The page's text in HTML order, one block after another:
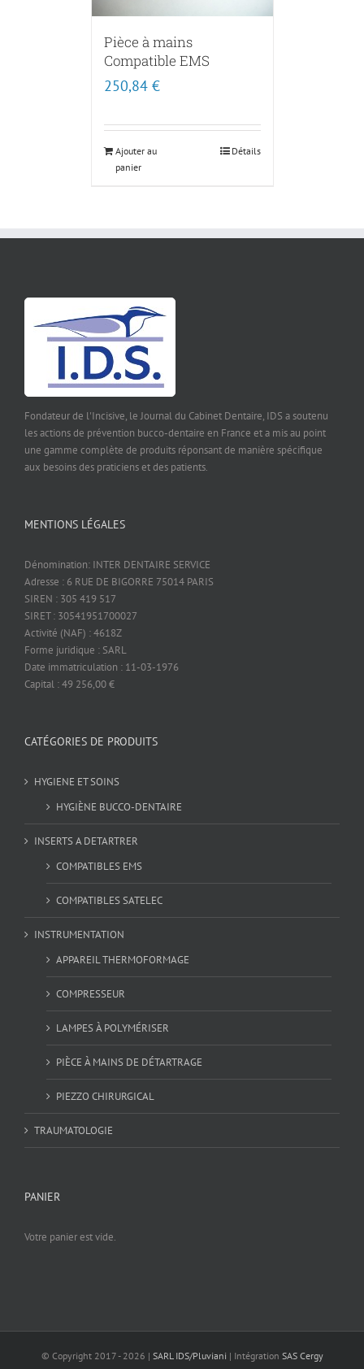
Pièce à mains
Compatible EMS
250,84 €
Ajouter au
panier
Détails
Fondateur de l'Incisive, le Journal du Cabinet Dentaire, IDS a soutenu
les actions de prévention bucco-dentaire en France et a mis au point
une gamme complète de produits réponsant de manière spécifique
aux besoins des praticiens et des patients.
MENTIONS LÉGALES
Dénomination: INTER DENTAIRE SERVICE
Adresse : 6 RUE DE BIGORRE 75014 PARIS
SIREN : 305 419 517
SIRET : 30541951700027
Activité (NAF) : 4618Z
Forme juridique : SARL
Date immatriculation : 11-03-1976
Capital : 49 256,00 €
CATÉGORIES DE PRODUITS
HYGIENE ET SOINS
HYGIÈNE BUCCO-DENTAIRE
INSERTS A DETARTRER
COMPATIBLES EMS
COMPATIBLES SATELEC
INSTRUMENTATION
APPAREIL THERMOFORMAGE
COMPRESSEUR
LAMPES À POLYMÉRISER
PIÈCE À MAINS DE DÉTARTRAGE
PIEZZO CHIRURGICAL
TRAUMATOLOGIE
PANIER
Votre panier est vide.
© Copyright 2017 - 2026 | SARL IDS/Pluviani | Intégration SAS Cergy